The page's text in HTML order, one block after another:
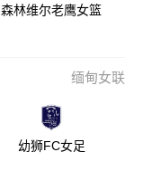
森林维尔老鹰女篮
缅甸女联
幼狮FC女足